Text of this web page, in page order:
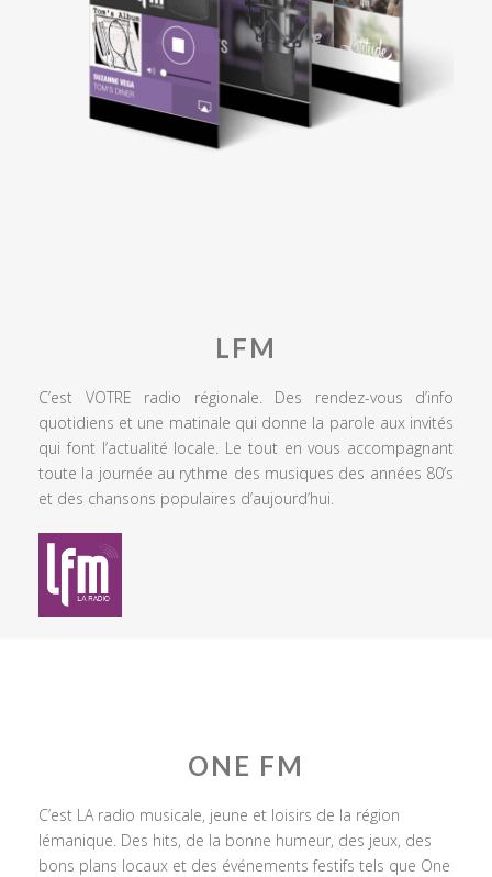
LFM
C’est VOTRE radio régionale. Des rendez-vous d’info
quotidiens et une matinale qui donne la parole aux invités
qui font l’actualité locale. Le tout en vous accompagnant
toute la journée au rythme des musiques des années 80’s
et des chansons populaires d’aujourd’hui.
ONE FM
C’est LA radio musicale, jeune et loisirs de la région
lémanique. Des hits, de la bonne humeur, des jeux, des
bons plans locaux et des événements festifs tels que One